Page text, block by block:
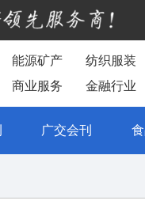
能源矿产 纺织服装
商业服务 金融行业
广交会刊